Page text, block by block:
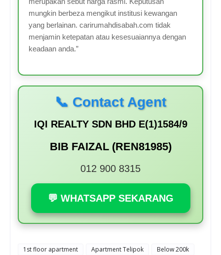
mungkin berbeza mengikut institusi kewangan
yang berlainan. carirumahdisabah.com tidak
menjamin ketepatan atau kesesuaiannya dengan
keadaan anda.”
📞 Contact Agent
IQI REALTY SDN BHD E(1)1584/9
BIB FAIZAL (REN81985)
012 900 8315
💬 WHATSAPP SEKARANG
1st floor apartment Apartment Telipok
Below 200k